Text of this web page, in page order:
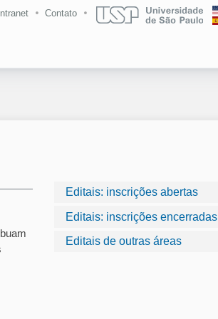
Intranet Contato
Editais: inscrições abertas
Editais: inscrições encerradas
Editais de outras áreas